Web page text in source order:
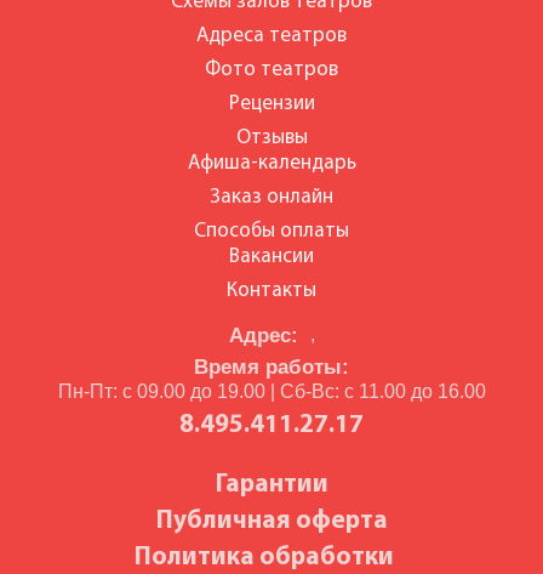
Адрес: ,
Время работы:
Пн-Пт: с 09.00 до 19.00 | Сб-Вс: с 11.00 до 16.00
8.495.411.27.17
Гарантии
Публичная оферта
Политика обработки
Адреса театров
Фото театров
Рецензии
Отзывы
Афиша-календарь
Заказ онлайн
Способы оплаты
Вакансии
Контакты